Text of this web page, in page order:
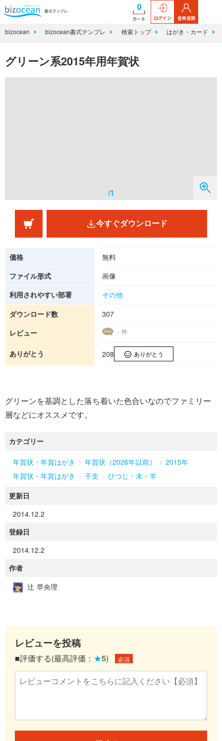
0
カート ログイン 会員登録
bizocean bizocean書式テンプレ 検索トップ はがき・カード
グリーン系2015年用年賀状
/1
今すぐダウンロード
価格
無料
ファイル形式
画像
利用されやすい部署
その他
ダウンロード数
307
レビュー
- 件
ありがとう 208 ありがとう
グリーンを基調とした落ち着いた色合いなのでファミリー
層などにオススメです。
カテゴリー
年賀状・年賀はがき > 年賀状（2026年以前） > 2015年
年賀状・年賀はがき > 干支 > ひつじ・未・羊
更新日
2014.12.2
登録日
2014.12.2
作者
辻 早央理
レビューを投稿
■評価する(最高評価： ★5) 必須